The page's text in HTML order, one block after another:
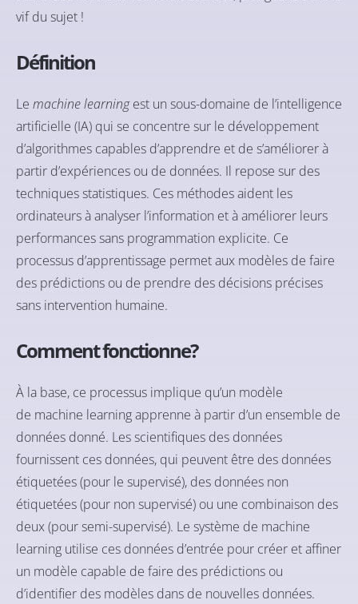
vif du sujet !
Définition
Le machine learningest un sous-domaine de l’intelligence
artificielle (IA) qui se concentre sur le développement
d’algorithmes capables d’apprendre et de s’améliorer à
partir d’expériences ou de données. Il repose sur des
techniques statistiques. Ces méthodes aident les
ordinateurs à analyser l’information et à améliorer leurs
performances sans programmation explicite. Ce
processus d’apprentissage permet aux modèles de faire
des prédictions ou de prendre des décisions précises
sans intervention humaine.
Comment fonctionne?
À la base, ce processus implique qu’un modèle
de machine learning apprenne à partir d’un ensemble de
données donné. Les scientifiques des données
fournissent ces données, qui peuvent être des données
étiquetées (pour le supervisé), des données non
étiquetées (pour non supervisé) ou une combinaison des
deux (pour semi-supervisé). Le système de machine
learning utilise ces données d’entrée pour créer et affiner
un modèle capable de faire des prédictions ou
d’identifier des modèles dans de nouvelles données.